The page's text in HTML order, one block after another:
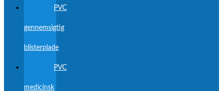
PVC
gennemsigtig
blisterplade
PVC
medicinsk